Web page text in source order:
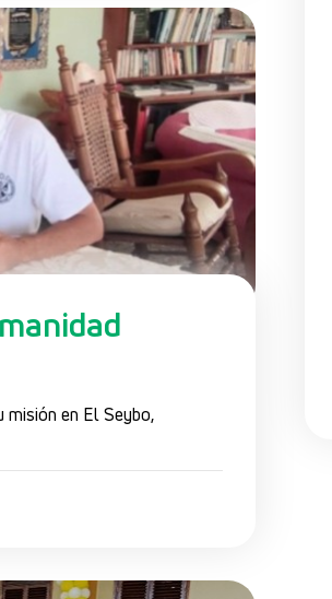
misión en El Seybo,